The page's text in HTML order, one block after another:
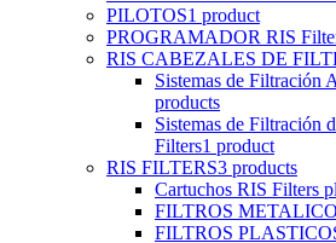
PILOTOS1 product
PROGRAMADOR RIS
RIS CABEZALES DE
Sistemas de Filtración
products
Sistemas de Filtración
Filters1 product
RIS FILTERS3 products
Cartuchos RIS Filters
FILTROS
FILTROS